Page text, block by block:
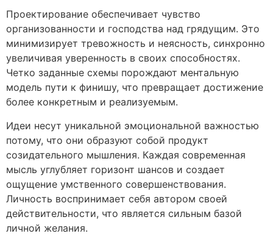
Проектирование обеспечивает чувство
организованности и господства над грядущим. Это
минимизирует тревожность и неясность, синхронно
увеличивая уверенность в своих способностях.
Четко заданные схемы порождают ментальную
модель пути к финишу, что превращает достижение
более конкретным и реализуемым.
Идеи несут уникальной эмоциональной важностью
потому, что они образуют собой продукт
созидательного мышления. Каждая современная
мысль углубляет горизонт шансов и создает
ощущение умственного совершенствования.
Личность воспринимает себя автором своей
действительности, что является сильным базой
личной желания.